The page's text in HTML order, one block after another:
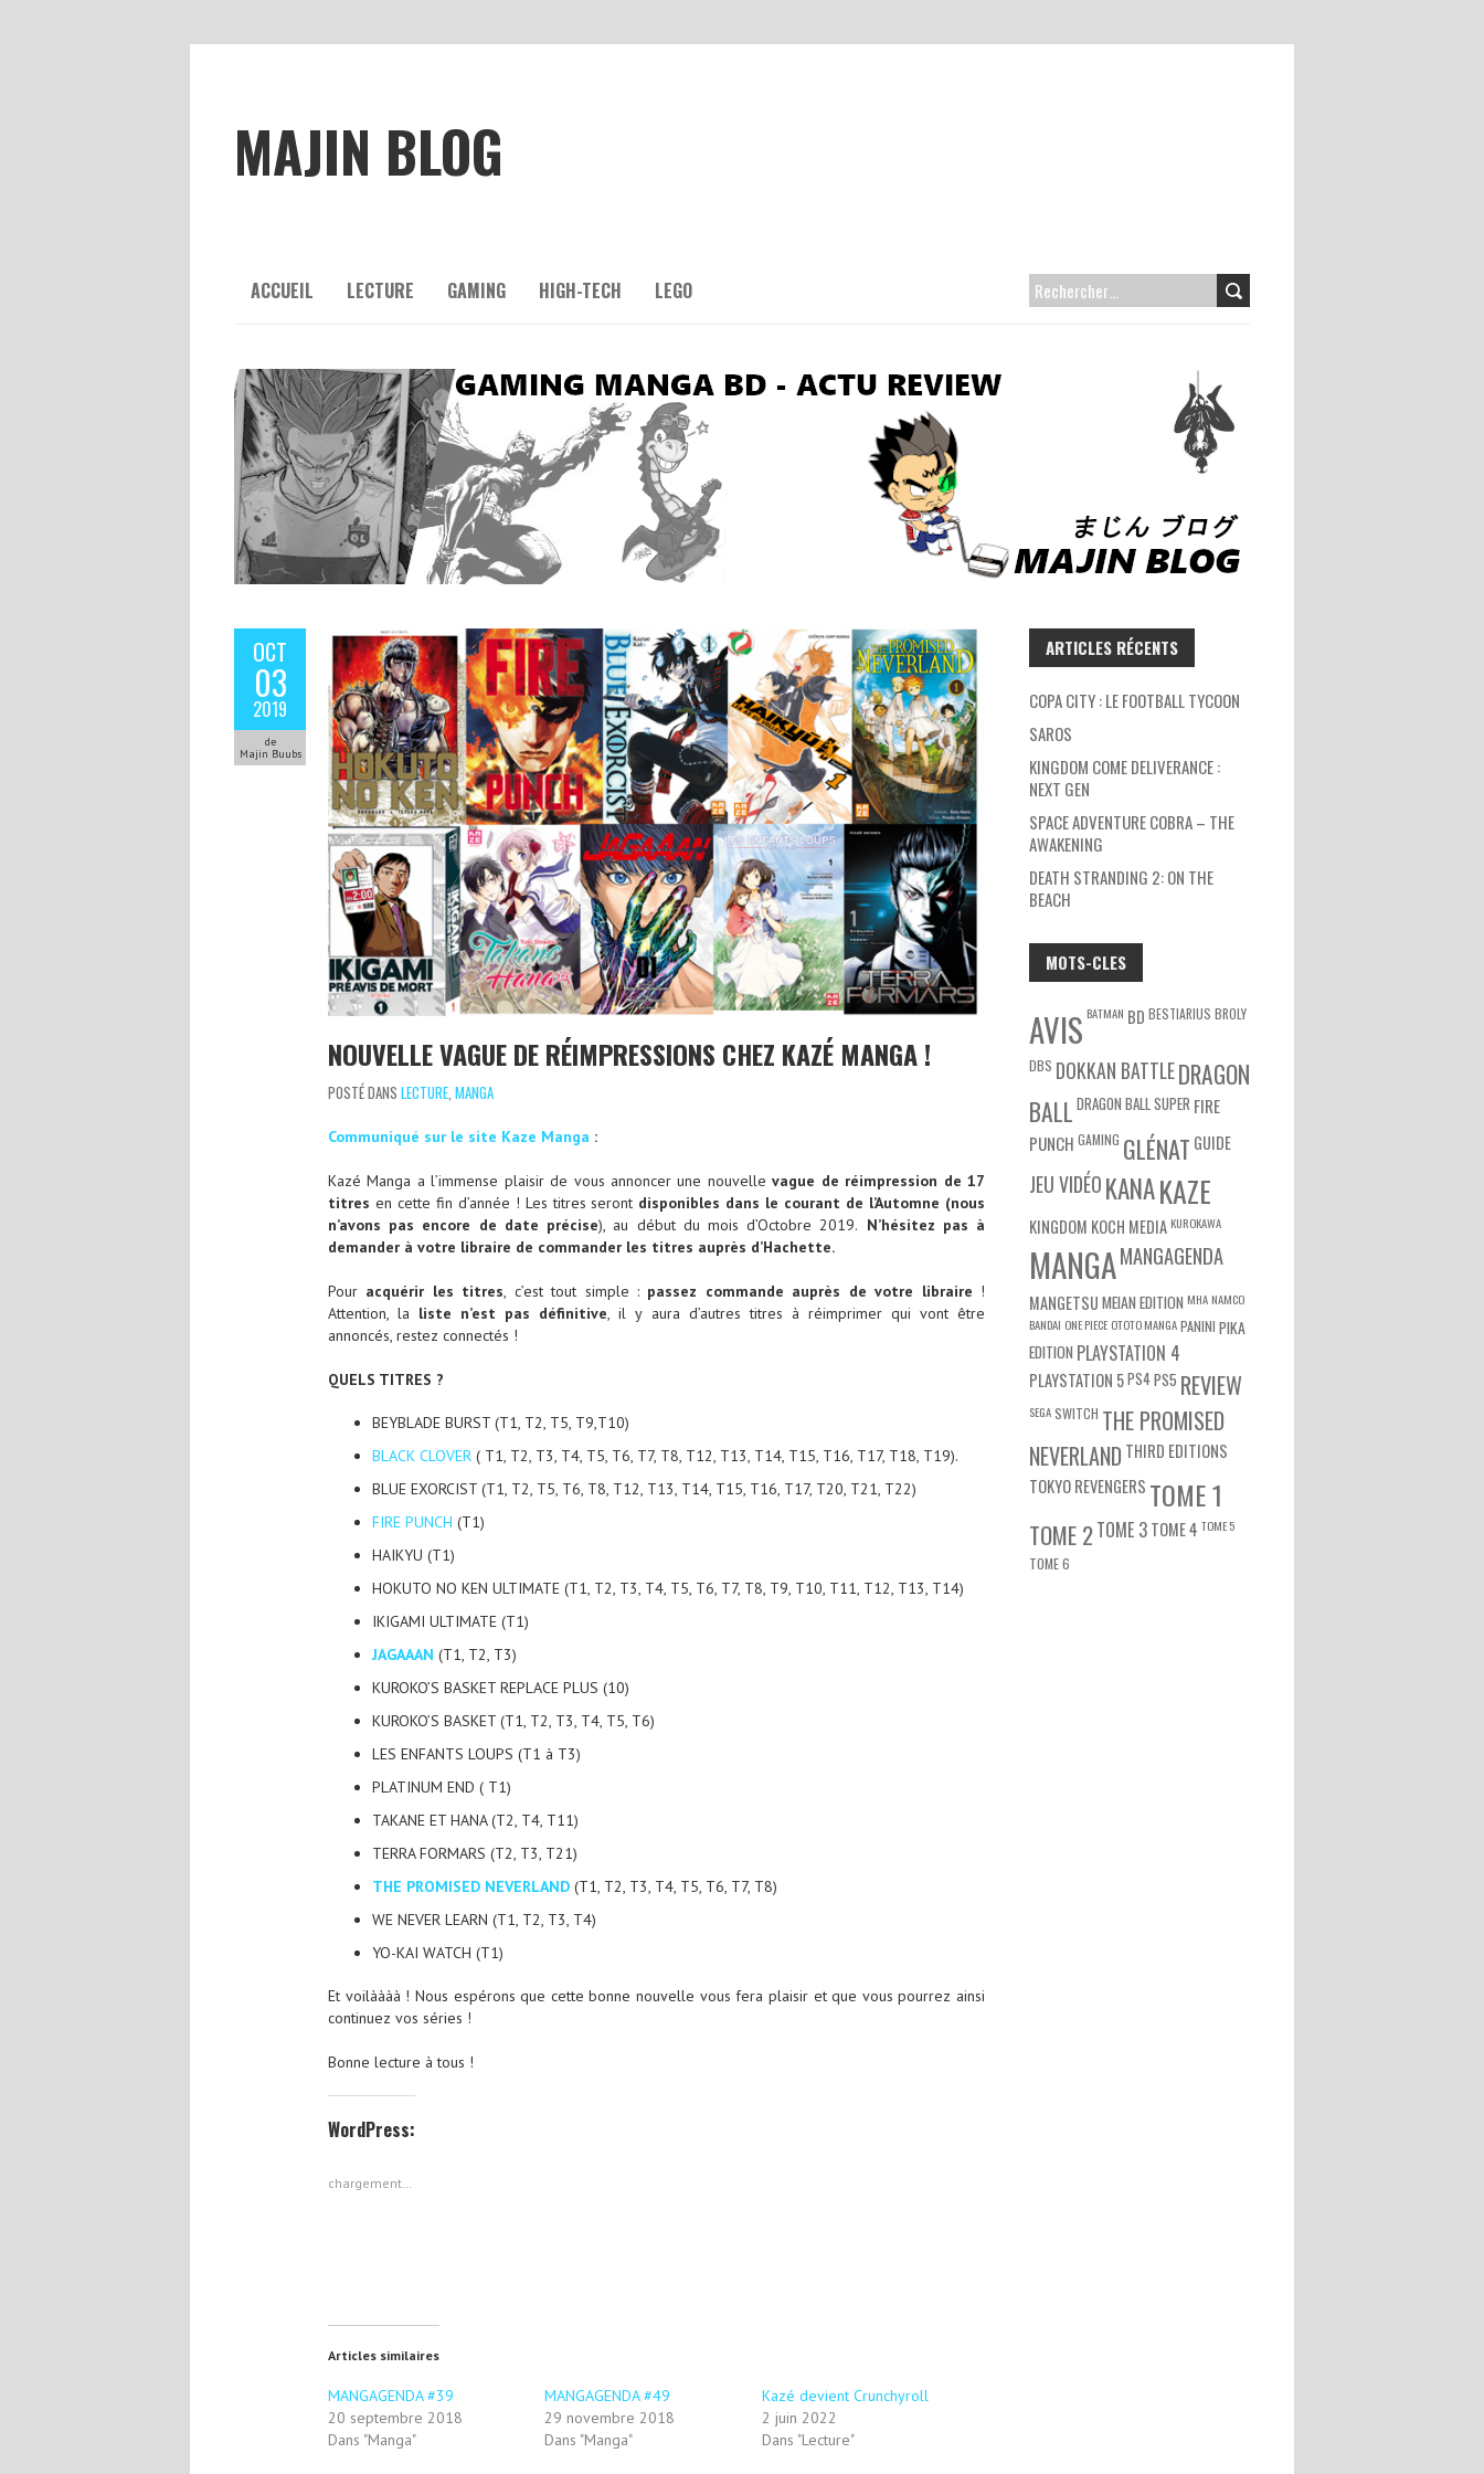
MAJIN BLOG
ACCUEIL LECTURE GAMING HIGH-TECH LEGO RECHERCHER :
OCT
03
2019
de
Majin Buubs
NOUVELLE VAGUE DE RÉIMPRESSIONS CHEZ KAZÉ MANGA !
POSTÉ DANS LECTURE, MANGA
Communiqué sur le site Kaze Manga :
Kazé Manga a l’immense plaisir de vous annoncer une nouvellevague de réimpression de 17
titres en cette fin d’année ! Les titres seront disponibles dans le courant de l’Automne (nous
n’avons pas encore de date précise), au début du mois d’Octobre 2019. N’hésitez pas à
demander à votre libraire de commander les titres auprès d’Hachette.
Pour acquérir les titres, c’est tout simple : passez commande auprès de votre libraire !
Attention, la liste n’est pas définitive, il y aura d’autres titres à réimprimer qui vont être
annoncés, restez connectés !
QUELS TITRES ?
BEYBLADE BURST (T1, T2, T5, T9,T10)
BLACK CLOVER ( T1, T2, T3, T4, T5, T6, T7, T8, T12, T13, T14, T15, T16, T17, T18, T19).
BLUE EXORCIST (T1, T2, T5, T6, T8, T12, T13, T14, T15, T16, T17, T20, T21, T22)
FIRE PUNCH (T1)
HAIKYU (T1)
HOKUTO NO KEN ULTIMATE (T1, T2, T3, T4, T5, T6, T7, T8, T9, T10, T11, T12, T13, T14)
IKIGAMI ULTIMATE (T1)
JAGAAAN (T1, T2, T3)
KUROKO’S BASKET REPLACE PLUS (10)
KUROKO’S BASKET (T1, T2, T3, T4, T5, T6)
LES ENFANTS LOUPS (T1 à T3)
PLATINUM END ( T1)
TAKANE ET HANA (T2, T4, T11)
TERRA FORMARS (T2, T3, T21)
THE PROMISED NEVERLAND (T1, T2, T3, T4, T5, T6, T7, T8)
WE NEVER LEARN (T1, T2, T3, T4)
YO-KAI WATCH (T1)
Et voilàààà ! Nous espérons que cette bonne nouvelle vous fera plaisir et que vous pourrez ainsi
continuez vos séries !
Bonne lecture à tous !
WordPress:
chargement…
Articles similaires
MANGAGENDA #39
20 septembre 2018
Dans "Manga"
MANGAGENDA #49
29 novembre 2018
Dans "Manga"
Kazé devient Crunchyroll
2 juin 2022
Dans "Lecture"
ARTICLES RÉCENTS
COPA CITY : LE FOOTBALL TYCOON
SAROS
KINGDOM COME DELIVERANCE :
NEXT GEN
SPACE ADVENTURE COBRA – THE
AWAKENING
DEATH STRANDING 2: ON THE
BEACH
MOTS-CLES
AVIS BATMAN BD BESTIARIUS BROLY
DBS DOKKAN BATTLEDRAGON
BALL DRAGON BALL SUPER FIRE
PUNCH GAMING GLÉNAT GUIDE
JEU VIDÉOKANAKAZE
KINGDOM KOCH MEDIA KUROKAWA
MANGAMANGAGENDA
MANGETSUMEIAN EDITION MHA NAMCO
BANDAI ONE PIECE OTOTO MANGAPANINI PIKA
EDITION PLAYSTATION 4
PLAYSTATION 5PS4PS5 REVIEW
SEGASWITCH THE PROMISED
NEVERLAND THIRD EDITIONS
TOKYO REVENGERS TOME 1
TOME 2TOME 3TOME 4 TOME 5
TOME 6